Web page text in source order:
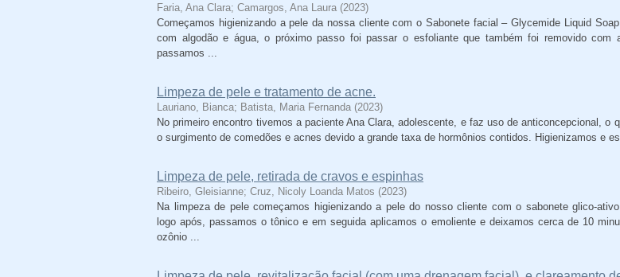
Faria, Ana Clara; Camargos, Ana Laura (2023)
Começamos higienizando a pele da nossa cliente com o Sabonete facial – Glycemide Liquid
com algodão e água, o próximo passo foi passar o esfoliante que também foi removido com
passamos ...
Limpeza de pele e tratamento de acne.
Lauriano, Bianca; Batista, Maria Fernanda (2023)
No primeiro encontro tivemos a paciente Ana Clara, adolescente, e faz uso de anticoncepcional, o
o surgimento de comedões e acnes devido a grande taxa de hormônios contidos. Higienizamos e
Limpeza de pele, retirada de cravos e espinhas
Ribeiro, Gleisianne; Cruz, Nicoly Loanda Matos (2023)
Na limpeza de pele começamos higienizando a pele do nosso cliente com o sabonete glico-
logo após, passamos o tônico e em seguida aplicamos o emoliente e deixamos cerca de 10
ozônio ...